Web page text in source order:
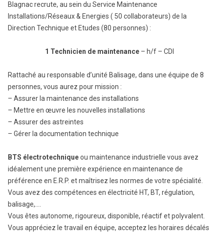
Blagnac recrute, au sein du Service Maintenance
Installations/Réseaux & Energies ( 50 collaborateurs) de la
Direction Technique et Etudes (80 personnes) :
1 Technicien de maintenance – h/f – CDI
Rattaché au responsable d’unité Balisage, dans une équipe de 8
personnes, vous aurez pour mission :
– Assurer la maintenance des installations
– Mettre en œuvre les nouvelles installations
– Assurer des astreintes
– Gérer la documentation technique
BTS électrotechniqueou maintenance industrielle vous avez
idéalement une première expérience en maintenance de
préférence en E.R.P. et maîtrisez les normes de votre spécialité.
Vous avez des compétences en électricité HT, BT, régulation,
balisage,….
Vous êtes autonome, rigoureux, disponible, réactif et polyvalent.
Vous appréciez le travail en équipe, acceptez les horaires décalés